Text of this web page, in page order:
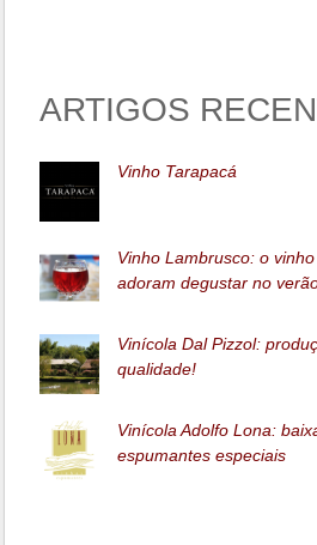
ARTIGOS
Vinho Tarapacá
Vinho Lambrusco: o
adoram degustar no
Vinícola Dal Pizzol:
qualidade!
Vinícola Adolfo Lona:
espumantes especiais